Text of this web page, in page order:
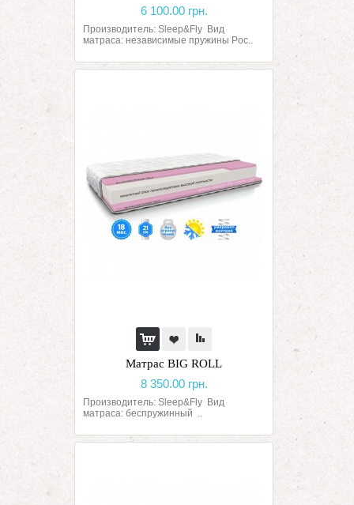
6 100.00 грн.
Производитель: Sleep&Fly Вид
матраса: независимые пружины Poc..
Матрас BIG ROLL
8 350.00 грн.
Производитель: Sleep&Fly Вид
матраса: беспружинный ..